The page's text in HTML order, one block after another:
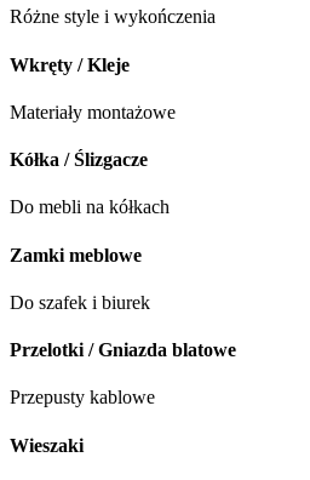
Różne style i wykończenia
Wkręty / Kleje
Materiały montażowe
Kółka / Ślizgacze
Do mebli na kółkach
Zamki meblowe
Do szafek i biurek
Przelotki / Gniazda blatowe
Przepusty kablowe
Wieszaki